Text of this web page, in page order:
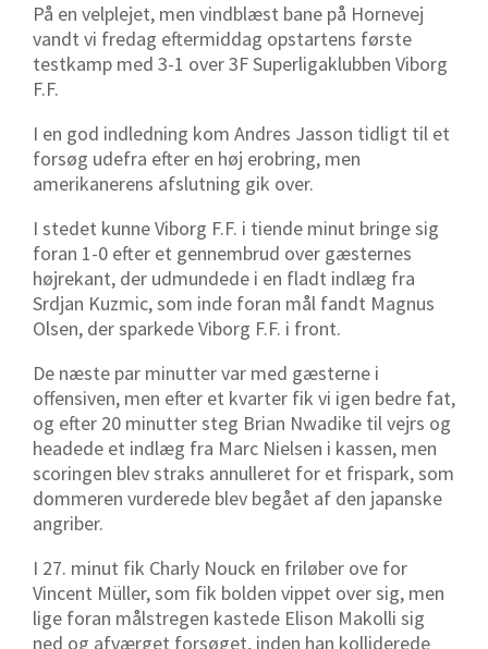
På en velplejet, men vindblæst bane på Hornevej
vandt vi fredag eftermiddag opstartens første
testkamp med 3-1 over 3F Superligaklubben Viborg
F.F.
I en god indledning kom Andres Jasson tidligt til et
forsøg udefra efter en høj erobring, men
amerikanerens afslutning gik over.
I stedet kunne Viborg F.F. i tiende minut bringe sig
foran 1-0 efter et gennembrud over gæsternes
højrekant, der udmundede i en fladt indlæg fra
Srdjan Kuzmic, som inde foran mål fandt Magnus
Olsen, der sparkede Viborg F.F. i front.
De næste par minutter var med gæsterne i
offensiven, men efter et kvarter fik vi igen bedre fat,
og efter 20 minutter steg Brian Nwadike til vejrs og
headede et indlæg fra Marc Nielsen i kassen, men
scoringen blev straks annulleret for et frispark, som
dommeren vurderede blev begået af den japanske
angriber.
I 27. minut fik Charly Nouck en friløber ove for
Vincent Müller, som fik bolden vippet over sig, men
lige foran målstregen kastede Elison Makolli sig
ned og afværget forsøget, inden han kolliderede